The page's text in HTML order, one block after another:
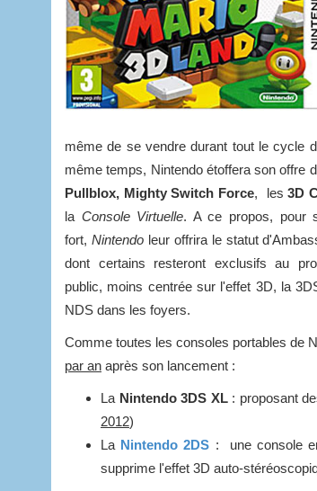
même de se vendre durant tout le cycle
même temps, Nintendo étoffera son offre
Pullblox, Mighty Switch Force, les3D
la Console Virtuelle. A ce propos, pour
fort, Nintendoleur offrira le statut
dont certains resteront exclusifs au
public, moins centrée sur l'effet 3D, la
NDS dans les foyers.
Comme toutes les consoles portables de
par an après son lancement :
La Nintendo 3DS XL: proposant
2012)
La Nintendo 2DS : une console
supprime l'effet 3D auto-